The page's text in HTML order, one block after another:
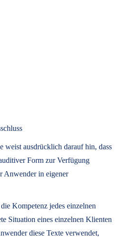
ausdrücklich darauf hin, dass
Form zur Verfügung
Anwender in eigener
Kompetenz jedes einzelnen
Situation eines einzelnen Klienten
diese Texte verwendet,